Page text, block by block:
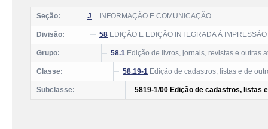
Seção: J INFORMAÇÃO E COMUNICAÇÃO
Divisão: 58 EDIÇÃO E EDIÇÃO INTEGRADA À IMPRESSÃO
Grupo: 58.1 Edição de livros, jornais, revistas e outras
Classe: 58.19-1 Edição de cadastros, listas e de
Subclasse: 5819-1/00 Edição de cadastros, listas